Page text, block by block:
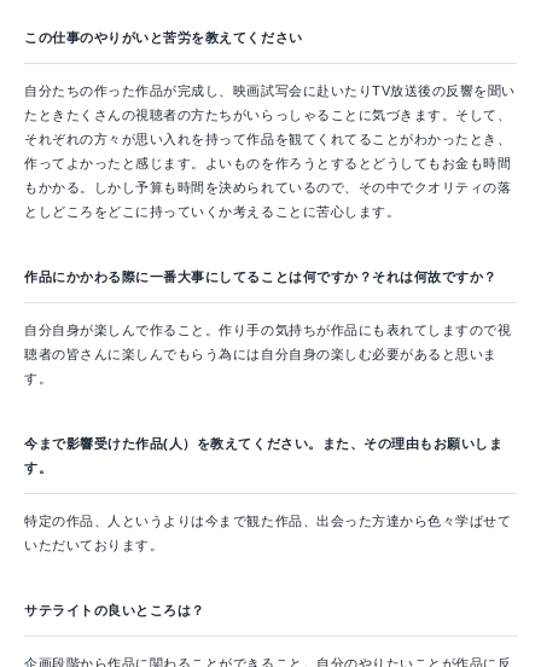
この仕事のやりがいと苦労を教えてください
自分たちの作った作品が完成し、映画試写会に赴いたりTV放送後の反響を聞い
たときたくさんの視聴者の方たちがいらっしゃることに気づきます。そして、
それぞれの方々が思い入れを持って作品を観てくれてることがわかったとき、
作ってよかったと感じます。よいものを作ろうとするとどうしてもお金も時間
もかかる。しかし予算も時間を決められているので、その中でクオリティの落
としどころをどこに持っていくか考えることに苦心します。
作品にかかわる際に一番大事にしてることは何ですか？それは何故ですか？
自分自身が楽しんで作ること。作り手の気持ちが作品にも表れてしますので視
聴者の皆さんに楽しんでもらう為には自分自身の楽しむ必要があると思いま
す。
今まで影響受けた作品(人）を教えてください。また、その理由もお願いしま
す。
特定の作品、人というよりは今まで観た作品、出会った方達から色々学ばせて
いただいております。
サテライトの良いところは？
企画段階から作品に関わることができること。自分のやりたいことが作品に反